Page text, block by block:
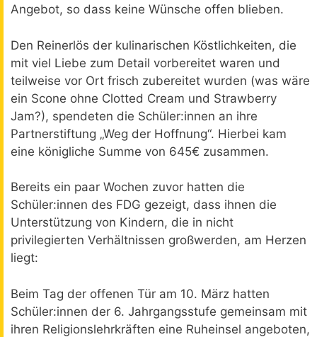
Angebot, so dass keine Wünsche offen blieben.
Den Reinerlös der kulinarischen Köstlichkeiten, die
mit viel Liebe zum Detail vorbereitet waren und
teilweise vor Ort frisch zubereitet wurden (was wäre
ein Scone ohne Clotted Cream und Strawberry
Jam?), spendeten die Schüler:innen an ihre
Partnerstiftung „Weg der Hoffnung“. Hierbei kam
eine königliche Summe von 645€ zusammen.
Bereits ein paar Wochen zuvor hatten die
Schüler:innen des FDG gezeigt, dass ihnen die
Unterstützung von Kindern, die in nicht
privilegierten Verhältnissen großwerden, am Herzen
liegt:
Beim Tag der offenen Tür am 10. März hatten
Schüler:innen der 6. Jahrgangsstufe gemeinsam mit
ihren Religionslehrkräften eine Ruheinsel angeboten,